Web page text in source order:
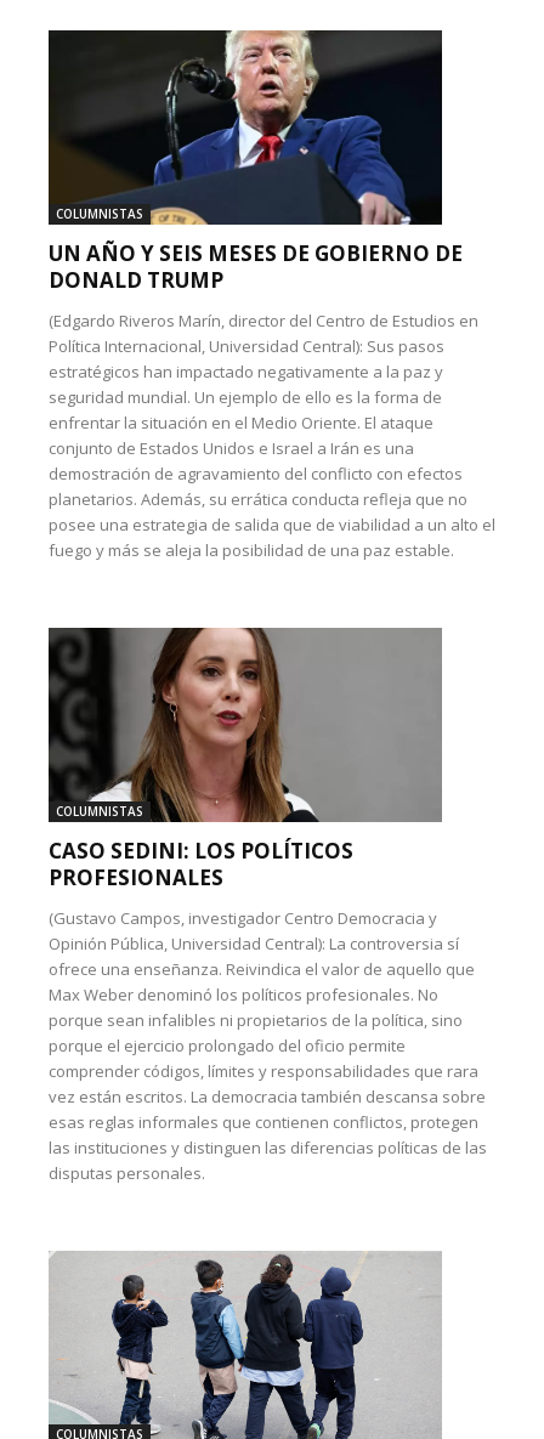
COLUMNISTAS
UN AÑO Y SEIS MESES DE GOBIERNO DE
DONALD TRUMP
(Edgardo Riveros Marín, director del Centro de Estudios en
Política Internacional, Universidad Central): Sus pasos
estratégicos han impactado negativamente a la paz y
seguridad mundial. Un ejemplo de ello es la forma de
enfrentar la situación en el Medio Oriente. El ataque
conjunto de Estados Unidos e Israel a Irán es una
demostración de agravamiento del conflicto con efectos
planetarios. Además, su errática conducta refleja que no
posee una estrategia de salida que de viabilidad a un alto el
fuego y más se aleja la posibilidad de una paz estable.
COLUMNISTAS
CASO SEDINI: LOS POLÍTICOS
PROFESIONALES
(Gustavo Campos, investigador Centro Democracia y
Opinión Pública, Universidad Central): La controversia sí
ofrece una enseñanza. Reivindica el valor de aquello que
Max Weber denominó los políticos profesionales. No
porque sean infalibles ni propietarios de la política, sino
porque el ejercicio prolongado del oficio permite
comprender códigos, límites y responsabilidades que rara
vez están escritos. La democracia también descansa sobre
esas reglas informales que contienen conflictos, protegen
las instituciones y distinguen las diferencias políticas de las
disputas personales.
COLUMNISTAS